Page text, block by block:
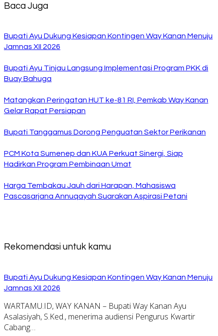
Baca Juga
Bupati Ayu Dukung Kesiapan Kontingen Way Kanan Menuju
Jamnas XII 2026
Bupati Ayu Tinjau Langsung Implementasi Program PKK di
Buay Bahuga
Matangkan Peringatan HUT ke-81 RI, Pemkab Way Kanan
Gelar Rapat Persiapan
Bupati Tanggamus Dorong Penguatan Sektor Perikanan
PCM Kota Sumenep dan KUA Perkuat Sinergi, Siap
Hadirkan Program Pembinaan Umat
Harga Tembakau Jauh dari Harapan, Mahasiswa
Pascasarjana Annuqayah Suarakan Aspirasi Petani
Rekomendasi untuk kamu
Bupati Ayu Dukung Kesiapan Kontingen Way Kanan Menuju
Jamnas XII 2026
WARTAMU.ID, WAY KANAN – Bupati Way Kanan Ayu
Asalasiyah, S.Ked., menerima audiensi Pengurus Kwartir
Cabang…